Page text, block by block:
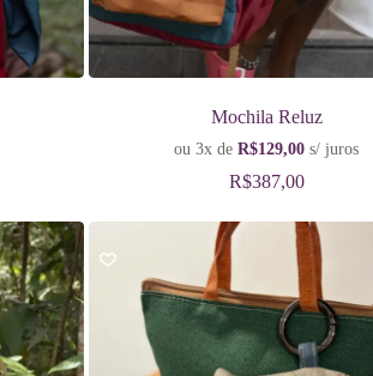
Mochila Reluz
ou 3x deR$129,00 s/ juros
R$387,00